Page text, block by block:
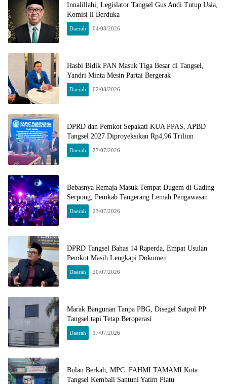
Innalillahi, Legislator Tangsel Gus Andi Tutup Usia,
Komisi ll Berduka
Daerah 04/08/2026
Hasbi Bidik PAN Masuk Tiga Besar di Tangsel,
Yandri Minta Mesin Partai Bergerak
Daerah 02/08/2026
DPRD dan Pemkot Sepakati KUA PPAS, APBD
Tangsel 2027 Diproyeksikan Rp4,96 Triliun
Daerah 27/07/2026
Bebasnya Remaja Masuk Tempat Dugem di Gading
Serpong, Pemkab Tangerang Lemah Pengawasan
Daerah 23/07/2026
DPRD Tangsel Bahas 14 Raperda, Empat Usulan
Pemkot Masih Lengkapi Dokumen
Daerah 20/07/2026
Marak Bangunan Tanpa PBG, Disegel Satpol PP
Tangsel tapi Tetap Beroperasi
Daerah 17/07/2026
Bulan Berkah, MPC. FAHMI TAMAMI Kota
Tangsel Kembali Santuni Yatim Piatu